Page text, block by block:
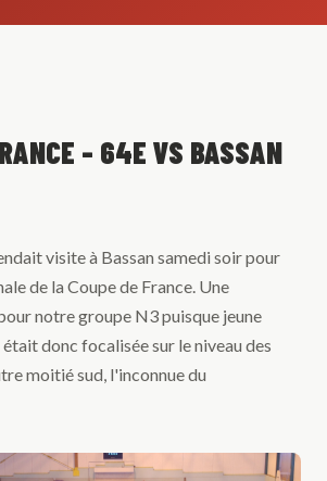
- 64E VS BASSAN
visite à Bassan samedi soir pour
de la Coupe de France. Une
notre groupe N3 puisque jeune
donc focalisée sur le niveau des
moitié sud, l'inconnue du